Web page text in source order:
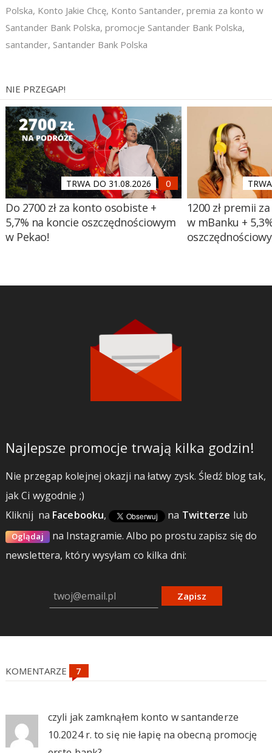
Polska, Konto Jakie Chcę, Konto Santander, premia za konto w
Santander Bank Polska, promocje Santander Bank Polska,
santander, Santander Bank Polska
NIE PRZEGAP!
TRWA DO 31.08.2026
Do 2700 zł za konto osobiste +
5,7% na koncie oszczędnościowym
w Pekao!
1200 zł premii
w mBanku +
Najlepsze promocje trwają kilka godzin!
Nie przegap kolejnej okazji na łatwy zysk. Śledź blog tak,
jak Ci wygodnie ;)
Kliknij na Facebooku, na Twitterze lub
Oglądaj na Instagramie.Albo po prostu zapisz się do
newslettera, który wysyłam co kilka dni:
Zapisz
KOMENTARZE
czyli jak zamknąłem konto w santanderze
10.2024 r. to się nie łapię na obecną promocję